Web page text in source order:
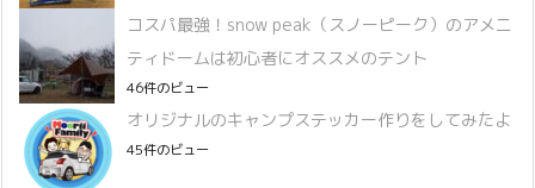
コスパ最強！snow peak（スノーピーク）のアメニ
ティドームは初心者にオススメのテント
46件のビュー
オリジナルのキャンプステッカー作りをしてみたよ
45件のビュー